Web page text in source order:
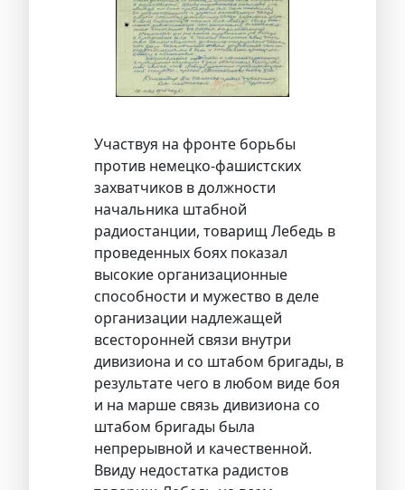
Участвуя на фронте борьбы
против немецко-фашистских
захватчиков в должности
начальника штабной
радиостанции, товарищ Лебедь в
проведенных боях показал
высокие организационные
способности и мужество в деле
организации надлежащей
всесторонней связи внутри
дивизиона и со штабом бригады, в
результате чего в любом виде боя
и на марше связь дивизиона со
штабом бригады была
непрерывной и качественной.
Ввиду недостатка радистов